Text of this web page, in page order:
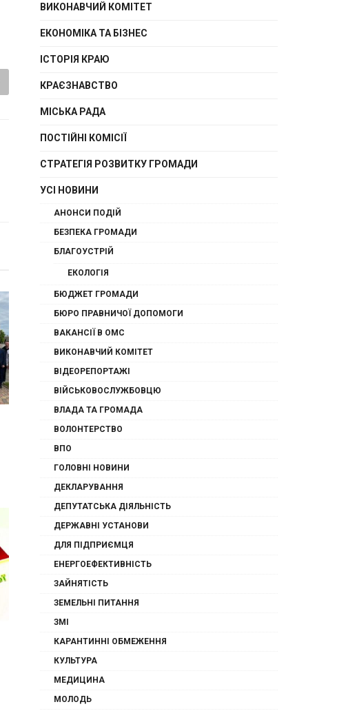
ВИКОНАВЧИЙ КОМІТЕТ
ЕКОНОМІКА ТА БІЗНЕС
ІСТОРІЯ КРАЮ
КРАЄЗНАВСТВО
МІСЬКА РАДА
ПОСТІЙНІ КОМІСІЇ
СТРАТЕГІЯ РОЗВИТКУ ГРОМАДИ
УСІ НОВИНИ
АНОНСИ ПОДІЙ
БЕЗПЕКА ГРОМАДИ
БЛАГОУСТРІЙ
ЕКОЛОГІЯ
БЮДЖЕТ ГРОМАДИ
БЮРО ПРАВНИЧОЇ ДОПОМОГИ
ВАКАНСІЇ В ОМС
ВИКОНАВЧИЙ КОМІТЕТ
ВІДЕОРЕПОРТАЖІ
ВІЙСЬКОВОСЛУЖБОВЦЮ
ВЛАДА ТА ГРОМАДА
ВОЛОНТЕРСТВО
ВПО
ГОЛОВНІ НОВИНИ
ДЕКЛАРУВАННЯ
ДЕПУТАТСЬКА ДІЯЛЬНІСТЬ
ДЕРЖАВНІ УСТАНОВИ
ДЛЯ ПІДПРИЄМЦЯ
ЕНЕРГОЕФЕКТИВНІСТЬ
ЗАЙНЯТІСТЬ
ЗЕМЕЛЬНІ ПИТАННЯ
ЗМІ
КАРАНТИННІ ОБМЕЖЕННЯ
КУЛЬТУРА
МЕДИЦИНА
МОЛОДЬ